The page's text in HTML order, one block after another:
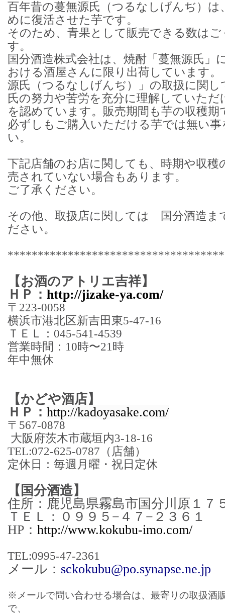
百年昔の蔓無源氏（つるなしげんぢ）は
めに復活させた芋です。
そのため、青果として販売できる数は
す。
国分酒造株式会社は、焼酎「蔓無源氏」
おける酒屋さんに限り出荷しています
源氏（つるなしげんぢ）」の取扱に関し
氏の努力や苦労を充分に理解していただ
を認めています。販売期間も芋の収穫期
必ずしもご購入いただける芋では無い
い。
下記店舗のお店に関しても、時期や収穫
売されていない場合もあります。
ご了承ください。
その他、取扱店に関しては 国分酒造ま
ださい。
【お酒のアトリエ吉祥】
ＨＰ： http://jizake-ya.com/
〒223-0058
横浜市港北区新吉田東5-47-16
ＴＥＬ：045-541-4539
営業時間：10時〜21時
年中無休
【かどや酒店】
ＨＰ： http://kadoyasake.com/
〒567-0878
大阪府茨木市蔵垣内3-18-16
TEL:072-625-0787（店舗）
定休日：毎週月曜・祝日定休
【国分酒造】
住所：鹿児島県霧島市国分川原１７
ＴＥＬ：０９９５−４７−２３６１
HP： http://www.kokubu-imo.com/
TEL:0995-47-2361
メール： sckokubu@po.synapse.ne.jp
※メールで問い合わせる場合は、最寄りの取扱酒
で、